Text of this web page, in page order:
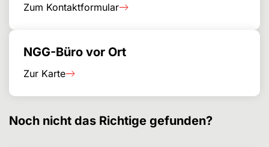
Zum Kontaktformular
NGG-Büro vor Ort
Zur Karte
Noch nicht das Richtige gefunden?